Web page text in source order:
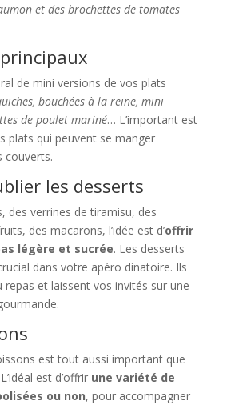
et des brochettes de tomates
de mini versions de vos plats
bouchées à la reine, mini
de poulet mariné… L’important est
plats qui peuvent se manger
couverts.
les desserts
des verrines de tiramisu, des
des macarons, l’idée est d’offrir
légère et sucrée. Les desserts
dans votre apéro dinatoire. Ils
repas et laissent vos invités sur une
est tout aussi important que
est d’offrir une variété de
ou non, pour accompagner